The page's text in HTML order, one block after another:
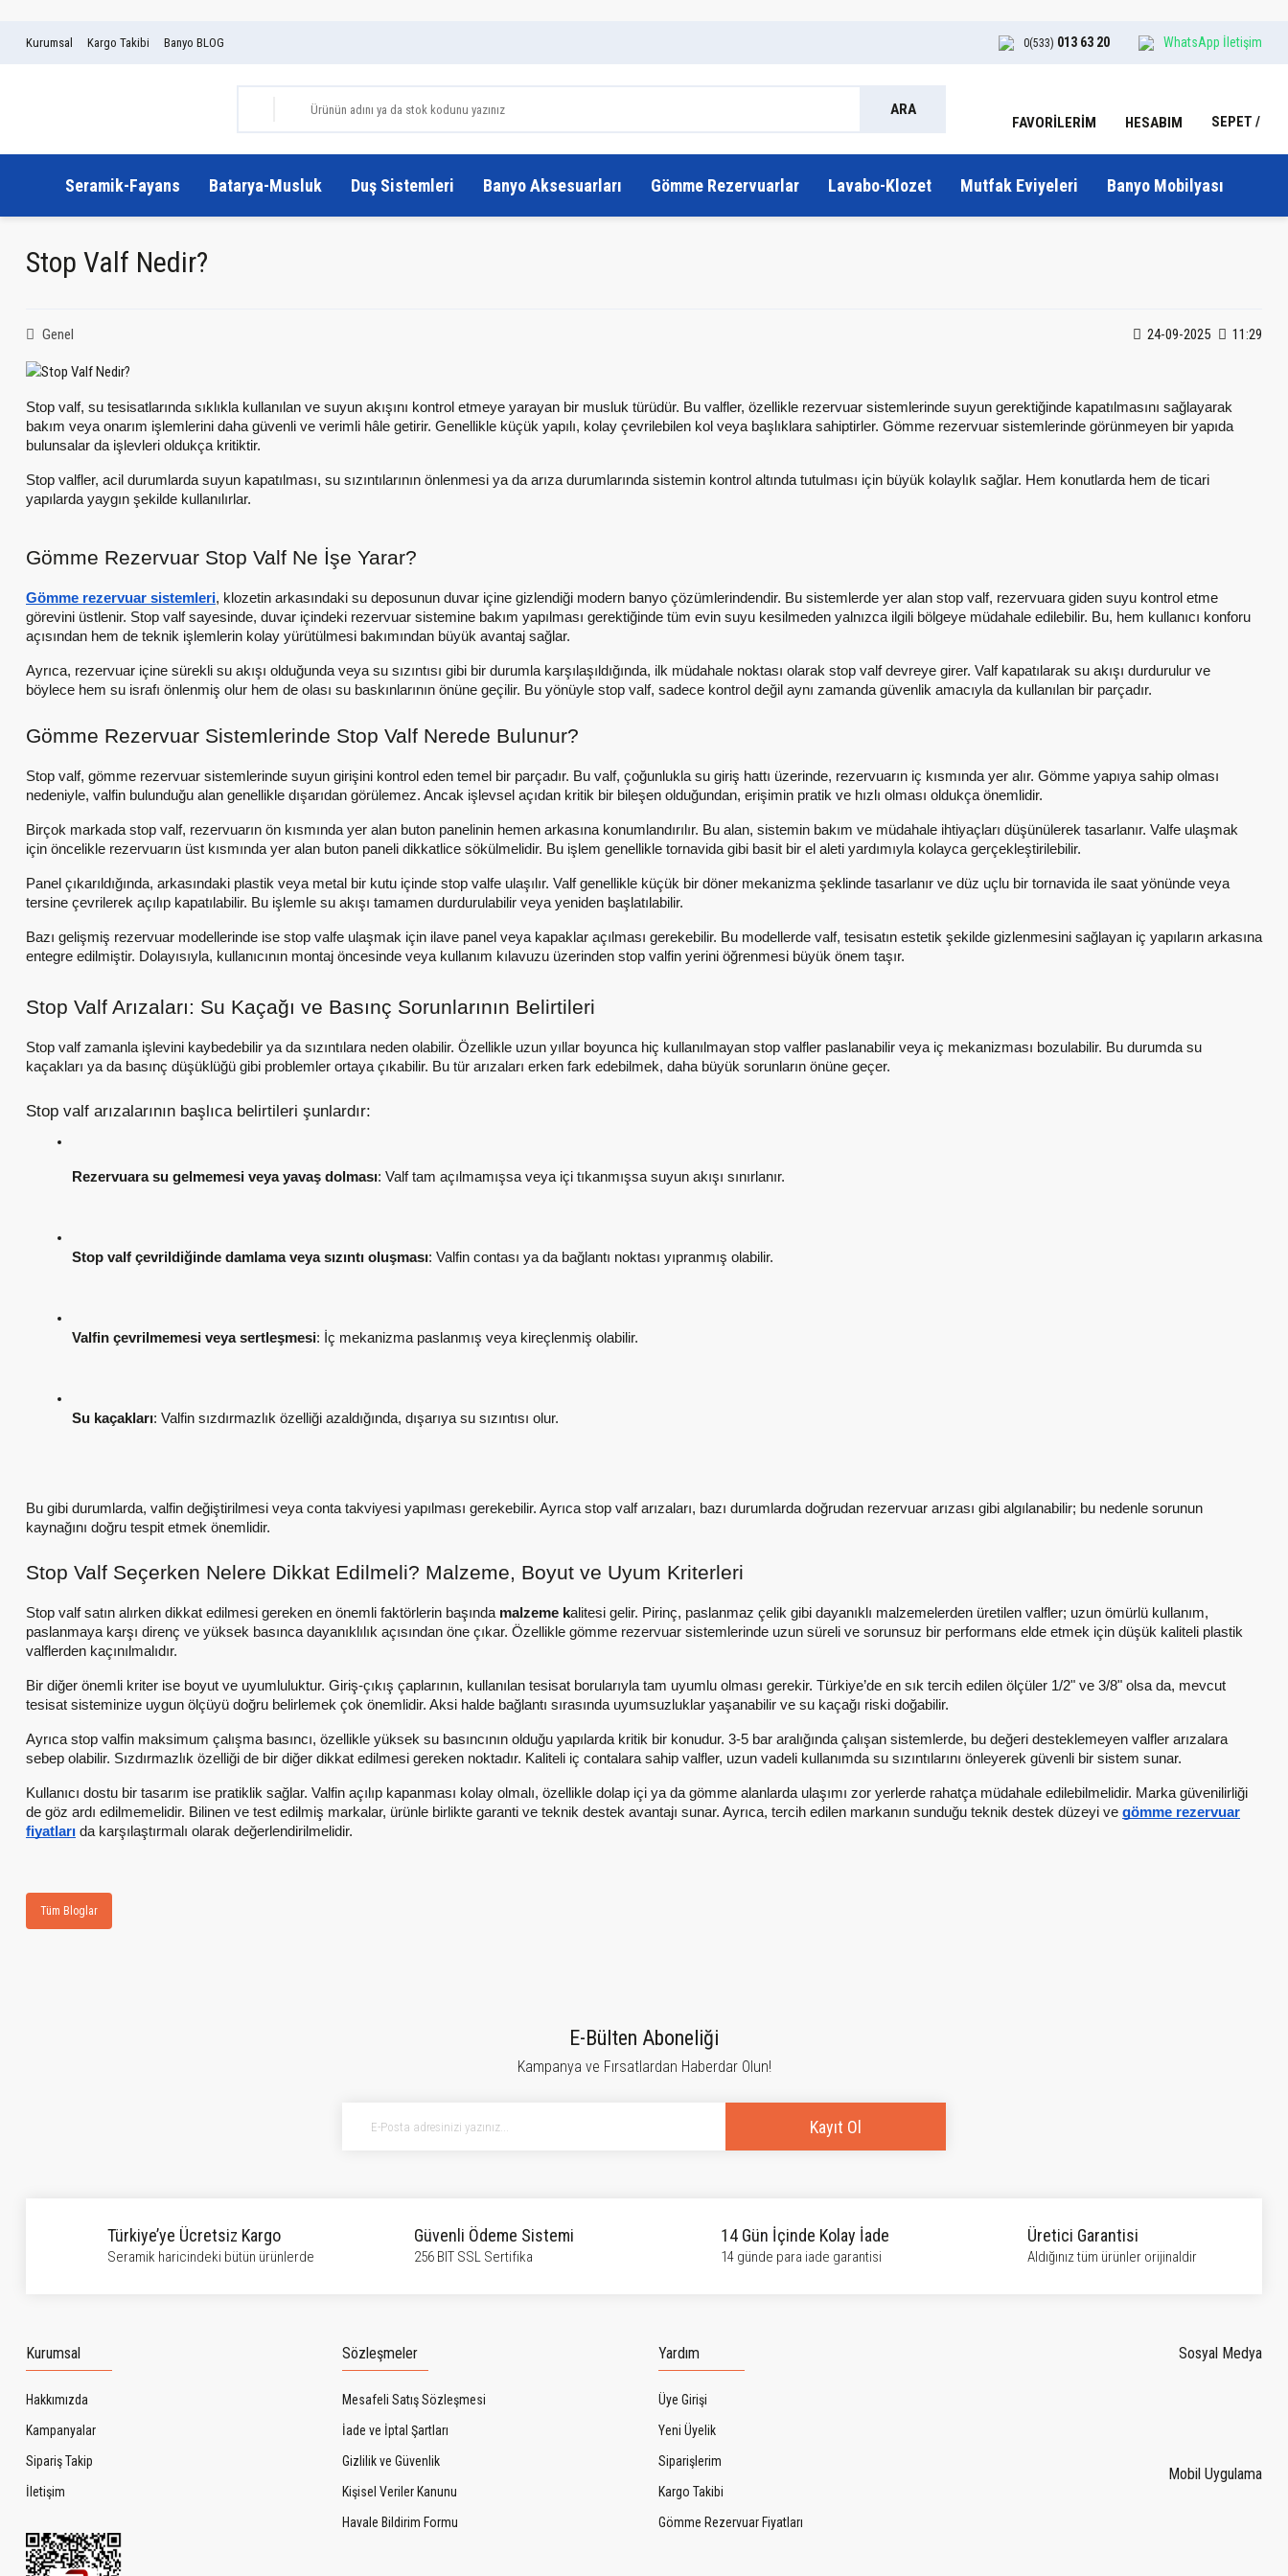
Kurumsal Kargo Takibi Banyo BLOG 0(533) 013 63 20 WhatsApp İletişim
ARA
FAVORİLERİM HESABIM SEPET
Seramik-Fayans Batarya-Musluk Duş Sistemleri Banyo Aksesuarları Gömme Rezervuarlar Lavabo-Klozet Mutfak Eviyeleri Banyo Mobilyası
Stop Valf Nedir?
Genel 24-09-2025 11:29
Stop valf, su tesisatlarında sıklıkla kullanılan ve suyun akışını kontrol etmeye yarayan bir musluk türüdür. Bu valfler, özellikle rezervuar sistemlerinde suyun gerektiğinde kapatılmasını sağlayarak
bakım veya onarım işlemlerini daha güvenli ve verimli hâle getirir. Genellikle küçük yapılı, kolay çevrilebilen kol veya başlıklara sahiptirler. Gömme rezervuar sistemlerinde görünmeyen bir yapıda
bulunsalar da işlevleri oldukça kritiktir.
Stop valfler, acil durumlarda suyun kapatılması, su sızıntılarının önlenmesi ya da arıza durumlarında sistemin kontrol altında tutulması için büyük kolaylık sağlar. Hem konutlarda hem de ticari
yapılarda yaygın şekilde kullanılırlar.
Gömme Rezervuar Stop Valf Ne İşe Yarar?
Gömme rezervuar sistemleri, klozetin arkasındaki su deposunun duvar içine gizlendiği modern banyo çözümlerindendir. Bu sistemlerde yer alan stop valf, rezervuara giden suyu kontrol etme
görevini üstlenir. Stop valf sayesinde, duvar içindeki rezervuar sistemine bakım yapılması gerektiğinde tüm evin suyu kesilmeden yalnızca ilgili bölgeye müdahale edilebilir. Bu, hem kullanıcı konforu
açısından hem de teknik işlemlerin kolay yürütülmesi bakımından büyük avantaj sağlar.
Ayrıca, rezervuar içine sürekli su akışı olduğunda veya su sızıntısı gibi bir durumla karşılaşıldığında, ilk müdahale noktası olarak stop valf devreye girer. Valf kapatılarak su akışı durdurulur ve
böylece hem su israfı önlenmiş olur hem de olası su baskınlarının önüne geçilir. Bu yönüyle stop valf, sadece kontrol değil aynı zamanda güvenlik amacıyla da kullanılan bir parçadır.
Gömme Rezervuar Sistemlerinde Stop Valf Nerede Bulunur?
Stop valf, gömme rezervuar sistemlerinde suyun girişini kontrol eden temel bir parçadır. Bu valf, çoğunlukla su giriş hattı üzerinde, rezervuarın iç kısmında yer alır. Gömme yapıya sahip olması
nedeniyle, valfin bulunduğu alan genellikle dışarıdan görülemez. Ancak işlevsel açıdan kritik bir bileşen olduğundan, erişimin pratik ve hızlı olması oldukça önemlidir.
Birçok markada stop valf, rezervuarın ön kısmında yer alan buton panelinin hemen arkasına konumlandırılır. Bu alan, sistemin bakım ve müdahale ihtiyaçları düşünülerek tasarlanır. Valfe ulaşmak
için öncelikle rezervuarın üst kısmında yer alan buton paneli dikkatlice sökülmelidir. Bu işlem genellikle tornavida gibi basit bir el aleti yardımıyla kolayca gerçekleştirilebilir.
Panel çıkarıldığında, arkasındaki plastik veya metal bir kutu içinde stop valfe ulaşılır. Valf genellikle küçük bir döner mekanizma şeklinde tasarlanır ve düz uçlu bir tornavida ile saat yönünde veya
tersine çevrilerek açılıp kapatılabilir. Bu işlemle su akışı tamamen durdurulabilir veya yeniden başlatılabilir.
Bazı gelişmiş rezervuar modellerinde ise stop valfe ulaşmak için ilave panel veya kapaklar açılması gerekebilir. Bu modellerde valf, tesisatın estetik şekilde gizlenmesini sağlayan iç yapıların arkasına
entegre edilmiştir. Dolayısıyla, kullanıcının montaj öncesinde veya kullanım kılavuzu üzerinden stop valfin yerini öğrenmesi büyük önem taşır.
Stop Valf Arızaları: Su Kaçağı ve Basınç Sorunlarının Belirtileri
Stop valf zamanla işlevini kaybedebilir ya da sızıntılara neden olabilir. Özellikle uzun yıllar boyunca hiç kullanılmayan stop valfler paslanabilir veya iç mekanizması bozulabilir. Bu durumda su
kaçakları ya da basınç düşüklüğü gibi problemler ortaya çıkabilir. Bu tür arızaları erken fark edebilmek, daha büyük sorunların önüne geçer.
Stop valf arızalarının başlıca belirtileri şunlardır:
Rezervuara su gelmemesi veya yavaş dolması: Valf tam açılmamışsa veya içi tıkanmışsa suyun akışı sınırlanır.
Stop valf çevrildiğinde damlama veya sızıntı oluşması: Valfin contası ya da bağlantı noktası yıpranmış olabilir.
Valfin çevrilmemesi veya sertleşmesi: İç mekanizma paslanmış veya kireçlenmiş olabilir.
Su kaçakları: Valfin sızdırmazlık özelliği azaldığında, dışarıya su sızıntısı olur.
Bu gibi durumlarda, valfin değiştirilmesi veya conta takviyesi yapılması gerekebilir. Ayrıca stop valf arızaları, bazı durumlarda doğrudan rezervuar arızası gibi algılanabilir; bu nedenle sorunun
kaynağını doğru tespit etmek önemlidir.
Stop Valf Seçerken Nelere Dikkat Edilmeli? Malzeme, Boyut ve Uyum Kriterleri
Stop valf satın alırken dikkat edilmesi gereken en önemli faktörlerin başında malzeme kalitesi gelir. Pirinç, paslanmaz çelik gibi dayanıklı malzemelerden üretilen valfler; uzun ömürlü kullanım,
paslanmaya karşı direnç ve yüksek basınca dayanıklılık açısından öne çıkar. Özellikle gömme rezervuar sistemlerinde uzun süreli ve sorunsuz bir performans elde etmek için düşük kaliteli plastik
valflerden kaçınılmalıdır.
Bir diğer önemli kriter ise boyut ve uyumluluktur. Giriş-çıkış çaplarının, kullanılan tesisat borularıyla tam uyumlu olması gerekir. Türkiye’de en sık tercih edilen ölçüler 1/2" ve 3/8" olsa da, mevcut
tesisat sisteminize uygun ölçüyü doğru belirlemek çok önemlidir. Aksi halde bağlantı sırasında uyumsuzluklar yaşanabilir ve su kaçağı riski doğabilir.
Ayrıca stop valfin maksimum çalışma basıncı, özellikle yüksek su basıncının olduğu yapılarda kritik bir konudur. 3-5 bar aralığında çalışan sistemlerde, bu değeri desteklemeyen valfler arızalara
sebep olabilir. Sızdırmazlık özelliği de bir diğer dikkat edilmesi gereken noktadır. Kaliteli iç contalara sahip valfler, uzun vadeli kullanımda su sızıntılarını önleyerek güvenli bir sistem sunar.
Kullanıcı dostu bir tasarım ise pratiklik sağlar. Valfin açılıp kapanması kolay olmalı, özellikle dolap içi ya da gömme alanlarda ulaşımı zor yerlerde rahatça müdahale edilebilmelidir. Marka güvenilirliği
de göz ardı edilmemelidir. Bilinen ve test edilmiş markalar, ürünle birlikte garanti ve teknik destek avantajı sunar. Ayrıca, tercih edilen markanın sunduğu teknik destek düzeyi ve gömme rezervuar
fiyatları da karşılaştırmalı olarak değerlendirilmelidir.
Tüm Bloglar
E-Bülten Aboneliği
Kampanya ve Fırsatlardan Haberdar Olun!
Kayıt Ol
Türkiye’ye Ücretsiz Kargo
Seramik haricindeki bütün ürünlerde
Güvenli Ödeme Sistemi
256 BIT SSL Sertifika
14 Gün İçinde Kolay İade
14 günde para iade garantisi
Üretici Garantisi
Aldığınız tüm ürünler orijinaldir
Kurumsal
Hakkımızda
Kampanyalar
Sipariş Takip
İletişim
Sözleşmeler
Mesafeli Satış Sözleşmesi
İade ve İptal Şartları
Gizlilik ve Güvenlik
Kişisel Veriler Kanunu
Havale Bildirim Formu
Yardım
Üye Girişi
Yeni Üyelik
Siparişlerim
Kargo Takibi
Gömme Rezervuar Fiyatları
Sosyal Medya
Mobil Uygulama